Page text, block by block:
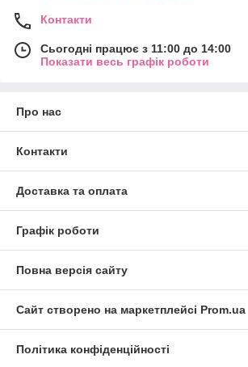
Контакти
Сьогодні працює з 11:00 до 14:00
Показати весь графік роботи
Про нас
Контакти
Доставка та оплата
Графік роботи
Повна версія сайту
Сайт створено на маркетплейсі Prom.ua
Політика конфіденційності